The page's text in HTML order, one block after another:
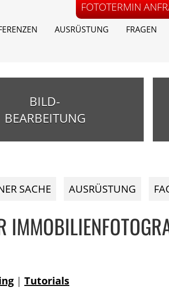
FOTOTERMIN
AUSRÜSTUNG FRAGEN
BILD-
BEARBEITUNG
SACHE AUSRÜSTUNG
| Tutorials